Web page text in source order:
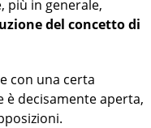
più in generale,
del concetto di
con una certa
è decisamente aperta,